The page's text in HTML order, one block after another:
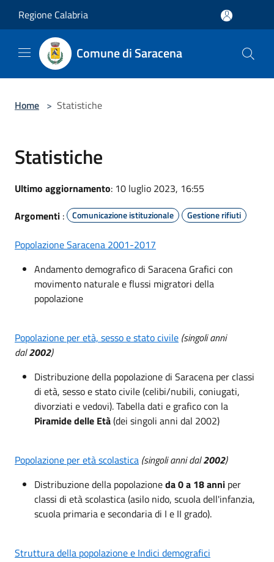
Regione Calabria
Comune di Saracena
Home > Statistiche
Statistiche
Ultimo aggiornamento: 10 luglio 2023, 16:55
Argomenti : Comunicazione istituzionale Gestione rifiuti
Popolazione Saracena 2001-2017
Andamento demografico di Saracena Grafici con
movimento naturale e flussi migratori della
popolazione
Popolazione per età, sesso e stato civile (singoli anni
dal2002)
Distribuzione della popolazione di Saracena per classi
di età, sesso e stato civile (celibi/nubili, coniugati,
divorziati e vedovi). Tabella dati e grafico con la
Piramide delle Età(dei singoli anni dal 2002)
Popolazione per età scolastica (singoli anni dal2002)
Distribuzione della popolazioneda 0 a 18 anni per
classi di età scolastica (asilo nido, scuola dell'infanzia,
scuola primaria e secondaria di I e II grado).
Struttura della popolazione e Indici demografici